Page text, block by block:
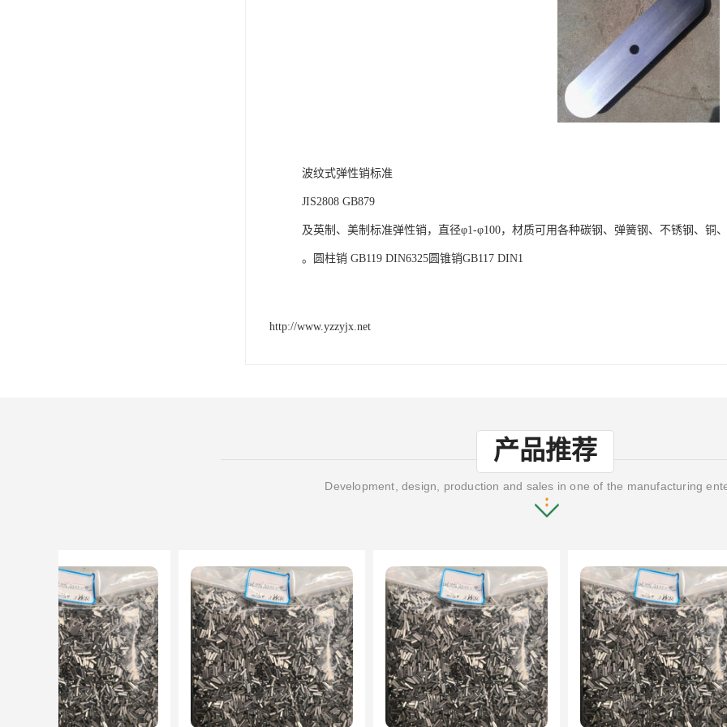
波纹式弹性销标准
JIS2808 GB879
及英制、美制标准弹性销，直径φ1-φ100，材质可用各种碳钢、弹簧钢、不锈钢、铜
。圆柱销 GB119 DIN6325圆锥销GB117 DIN1
http://www.yzzyjx.net
产品推荐
Development, design, production and sales in one of the manufacturing